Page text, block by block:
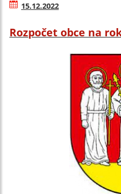
15.12.2022
Rozpočet obce na